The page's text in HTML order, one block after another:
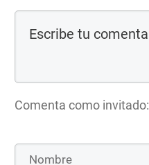
Comenta como invitado: